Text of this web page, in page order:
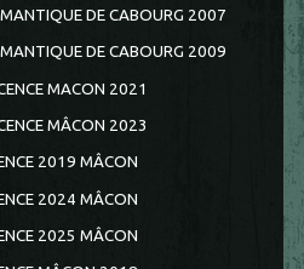
DE CABOURG 2007
DE CABOURG 2009
MACON 2021
MÂCON 2023
2019 MÂCON
2024 MÂCON
2025 MÂCON